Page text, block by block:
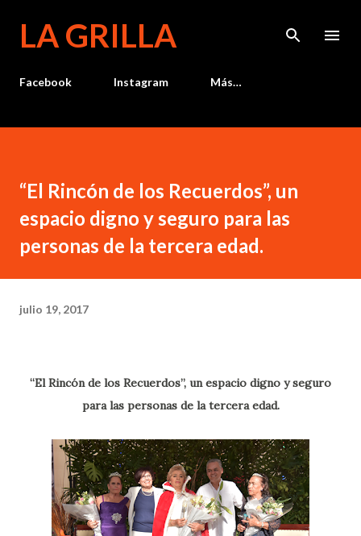
LA GRILLA
Facebook Instagram Más…
“El Rincón de los Recuerdos”, un
espacio digno y seguro para las
personas de la tercera edad.
julio 19, 2017
“El Rincón de los Recuerdos”, un espacio digno y seguro
para las personas de la tercera edad.